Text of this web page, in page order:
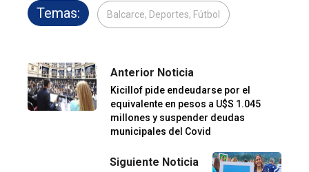
Temas: Balcarce, Deportes, Fútbol
Anterior Noticia
Kicillof pide endeudarse por el
equivalente en pesos a U$S 1.045
millones y suspender deudas
municipales del Covid
Siguiente Noticia